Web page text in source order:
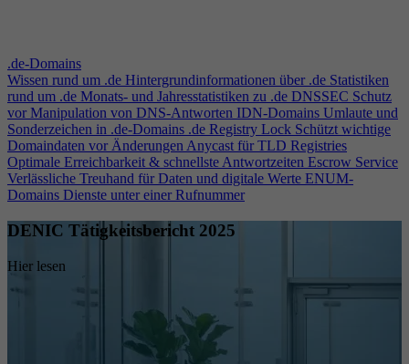
.de-Domains
Wissen rund um .de Hintergrundinformationen über .de Statistiken
rund um .de Monats- und Jahresstatistiken zu .de DNSSEC Schutz
vor Manipulation von DNS-Antworten IDN-Domains Umlaute und
Sonderzeichen in .de-Domains .de Registry Lock Schützt wichtige
Domaindaten vor ÄnderungenAnycast für TLD Registries
Optimale Erreichbarkeit & schnellste Antwortzeiten Escrow Service
Verlässliche Treuhand für Daten und digitale Werte ENUM-
Domains Dienste unter einer Rufnummer
DENIC Tätigkeitsbericht 2025
Hier lesen